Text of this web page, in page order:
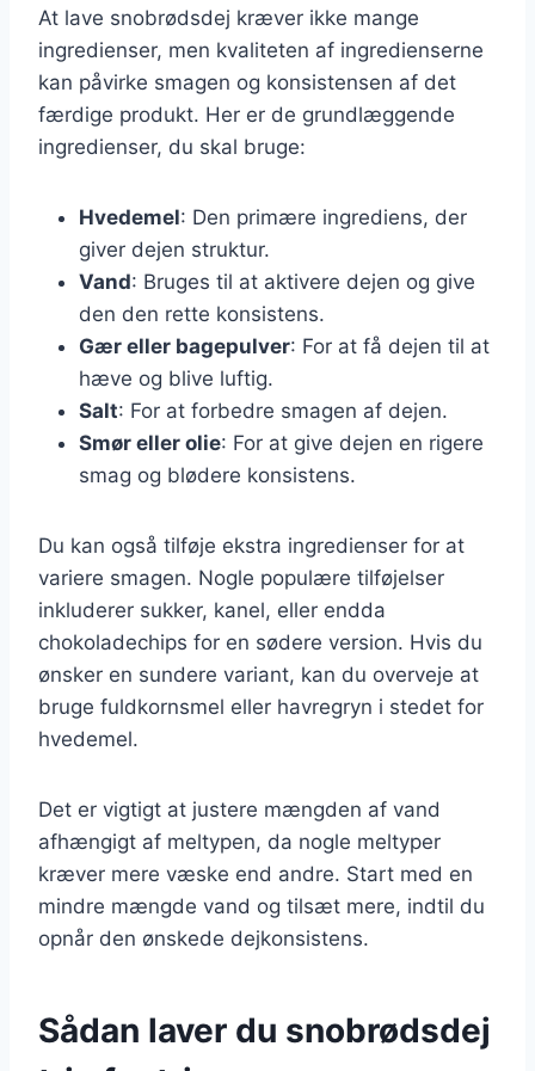
At lave snobrødsdej kræver ikke mange
ingredienser, men kvaliteten af ingredienserne
kan påvirke smagen og konsistensen af det
færdige produkt. Her er de grundlæggende
ingredienser, du skal bruge:
Hvedemel: Den primære ingrediens, der
giver dejen struktur.
Vand: Bruges til at aktivere dejen og give
den den rette konsistens.
Gær eller bagepulver: For at få dejen til at
hæve og blive luftig.
Salt: For at forbedre smagen af dejen.
Smør eller olie: For at give dejen en rigere
smag og blødere konsistens.
Du kan også tilføje ekstra ingredienser for at
variere smagen. Nogle populære tilføjelser
inkluderer sukker, kanel, eller endda
chokoladechips for en sødere version. Hvis du
ønsker en sundere variant, kan du overveje at
bruge fuldkornsmel eller havregryn i stedet for
hvedemel.
Det er vigtigt at justere mængden af vand
afhængigt af meltypen, da nogle meltyper
kræver mere væske end andre. Start med en
mindre mængde vand og tilsæt mere, indtil du
opnår den ønskede dejkonsistens.
Sådan laver du snobrødsdej